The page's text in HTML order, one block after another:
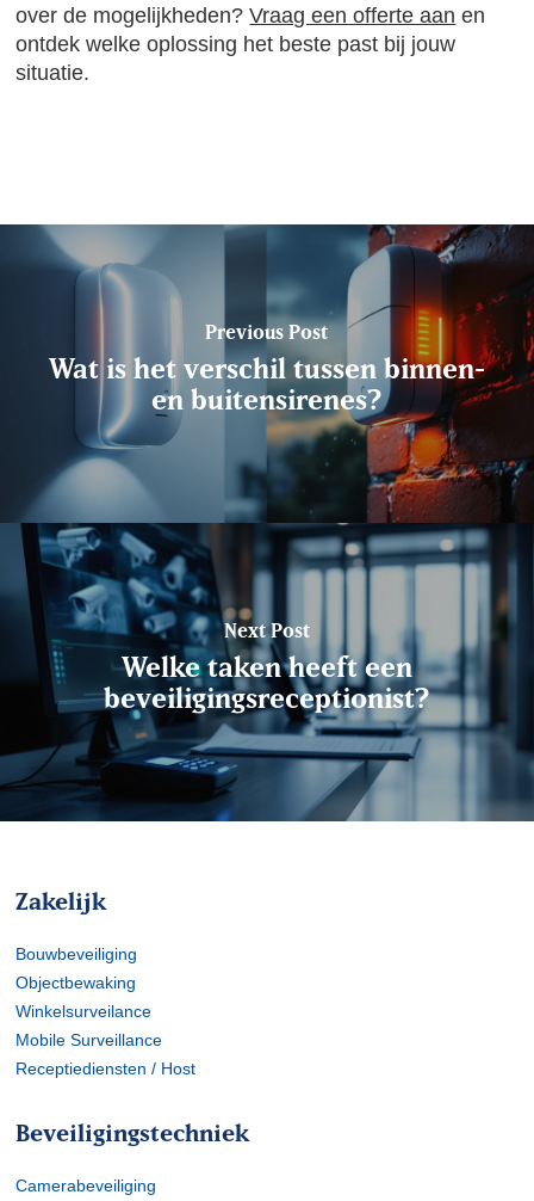
over de mogelijkheden?Vraag een offerte aan en
ontdek welke oplossing het beste past bij jouw
situatie.
Previous Post
Wat is het verschil tussen binnen-
en buitensirenes?
Next Post
Welke taken heeft een
beveiligingsreceptionist?
Zakelijk
Bouwbeveiliging
Objectbewaking
Winkelsurveilance
Mobile Surveillance
Receptiediensten / Host
Beveiligingstechniek
Camerabeveiliging